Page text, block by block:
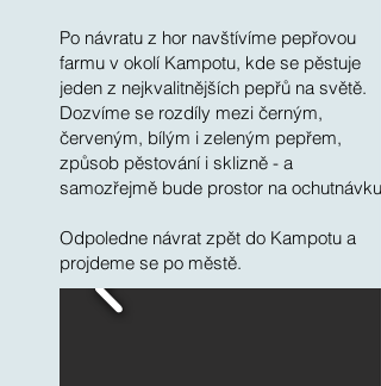
Po návratu z hor navštívíme pepřovou
farmu v okolí Kampotu, kde se pěstuje
jeden z nejkvalitnějších pepřů na světě.
Dozvíme se rozdíly mezi černým,
červeným, bílým i zeleným pepřem,
způsob pěstování i sklizně - a
samozřejmě bude prostor na ochutnávku.
Odpoledne návrat zpět do Kampotu a
projdeme se po městě.